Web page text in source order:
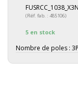
FUSRCC_1038_X3N
(Réf. fab. : 485106)
5 en stock
Nombre de poles :